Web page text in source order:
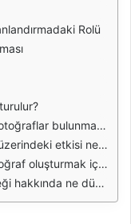
Rolü
bulunmaktadır?
etkisi nedir?
için uygundur?
ne düşünüyorsunuz?